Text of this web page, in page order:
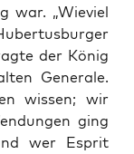
war. „Wie­viel
der König
Gene­ra­le.
wis­sen; wir
ging
wer Esprit